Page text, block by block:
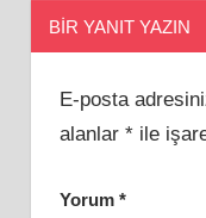
BIR YANIT YAZIN
E-posta
alanlar *ile
Yorum *